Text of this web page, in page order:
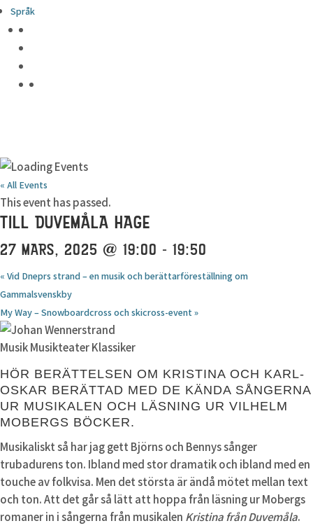
Språk
« All Events
This event has passed.
TILL DUVEMÅLA HAGE
27 MARS, 2025 @ 19:00 - 19:50
« Vid Dneprs strand – en musik och berättarföreställning om
Gammalsvenskby
My Way – Snowboardcross och skicross-event »
Musik Musikteater Klassiker
HÖR BERÄTTELSEN OM KRISTINA OCH KARL-
OSKAR BERÄTTAD MED DE KÄNDA SÅNGERNA
UR MUSIKALEN OCH LÄSNING UR VILHELM
MOBERGS BÖCKER.
Musikaliskt så har jag gett Björns och Bennys sånger
trubadurens ton. Ibland med stor dramatik och ibland med en
touche av folkvisa. Men det största är ändå mötet mellan text
och ton. Att det går så lätt att hoppa från läsning ur Mobergs
romaner in i sångerna från musikalen Kristina från Duvemåla.